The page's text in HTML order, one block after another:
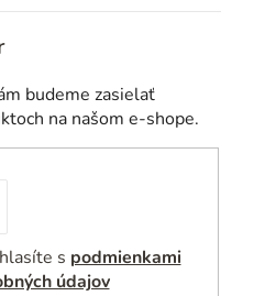
budeme zasielať
na našom e-shope.
s podmienkami
údajov